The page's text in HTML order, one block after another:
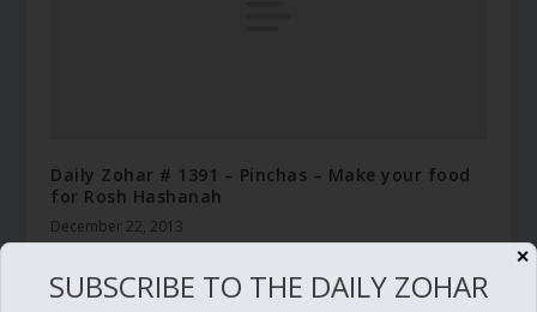
Daily Zohar # 1391 – Pinchas – Make your food
for Rosh Hashanah
December 22, 2013
✕
SUBSCRIBE TO THE DAILY ZOHAR